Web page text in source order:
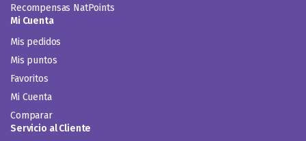
Recompensas NatPoints
Mi Cuenta
Mis pedidos
Mis puntos
Favoritos
Mi Cuenta
Comparar
Servicio al Cliente